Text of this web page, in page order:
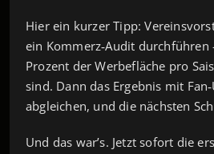
Hier ein kurzer Tipp:
ein Kommerz‑Audit durchführen
Prozent der Werbefläche pro
sind. Dann das Ergebnis mit
abgleichen, und die nächsten
Und das war’s. Jetzt sofort die